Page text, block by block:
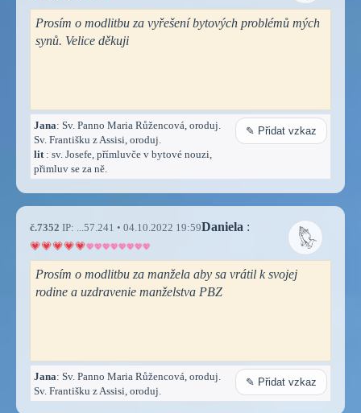
Prosím o modlitbu za vyřešení bytových problémů mých
synů. Velice děkuji
Jana: Sv. Panno Maria Růžencová, oroduj.
Sv. Františku z Assisi, oroduj.
lit : sv. Josefe, přímluvče v bytové nouzi,
přimluv se za ně.
✎ Přidat vzkaz
č.7352 IP: ...57.241 • 04.10.2022 19:59Daniela :
Prosím o modlitbu za manžela aby sa vrátil k svojej
rodine a uzdravenie manželstva PBZ
Jana: Sv. Panno Maria Růžencová, oroduj.
Sv. Františku z Assisi, oroduj.
✎ Přidat vzkaz